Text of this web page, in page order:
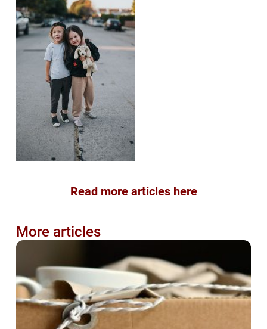
Read more articles here
More articles